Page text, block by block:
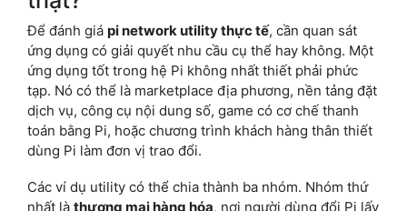
Để đánh giá pi network utility thực tế, cần quan sát
ứng dụng có giải quyết nhu cầu cụ thể hay không. Một
ứng dụng tốt trong hệ Pi không nhất thiết phải phức
tạp. Nó có thể là marketplace địa phương, nền tảng đặt
dịch vụ, công cụ nội dung số, game có cơ chế thanh
toán bằng Pi, hoặc chương trình khách hàng thân thiết
dùng Pi làm đơn vị trao đổi.
Các ví dụ utility có thể chia thành ba nhóm. Nhóm thứ
nhất là thương mại hàng hóa, nơi người dùng đổi Pi lấy